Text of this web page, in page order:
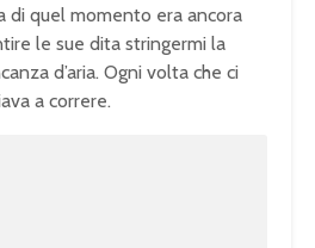
di quel momento era ancora
le sue dita stringermi la
d’aria. Ogni volta che ci
a correre.